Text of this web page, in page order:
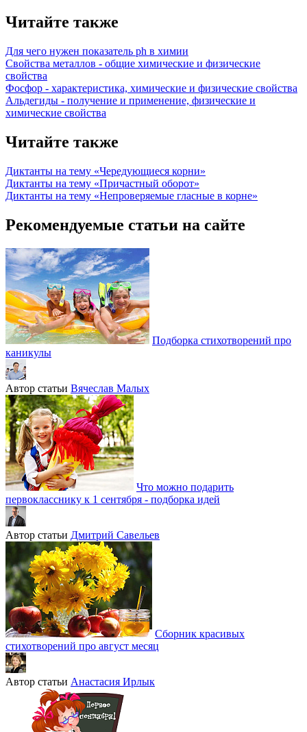
Читайте также
Для чего нужен показатель ph в химии
Свойства металлов - общие химические и физические
свойства
Фосфор - характеристика, химические и физические свойства
Альдегиды - получение и применение, физические и
химические свойства
Читайте также
Диктанты на тему «Чередующиеся корни»
Диктанты на тему «Причастный оборот»
Диктанты на тему «Непроверяемые гласные в корне»
Рекомендуемые статьи на сайте
Подборка стихотворений про
каникулы
Автор статьи Вячеслав Малых
Что можно подарить
первокласснику к 1 сентября - подборка идей
Автор статьи Дмитрий Савельев
Сборник красивых
стихотворений про август месяц
Автор статьи Анастасия Ирлык